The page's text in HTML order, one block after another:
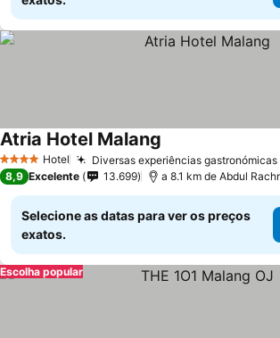
4 EstrelasHotel Diversas experiências gastronómicas
Atria Hotel Malang
8,9 Excelente 13.699 a 8.1 km de Abdul
Selecione as datas para ver os preços
exatos.
Escolha popular